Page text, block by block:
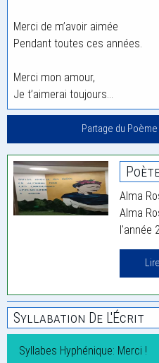
Merci de m’avoir aimée
Pendant toutes ces années.
Merci mon amour,
Je t’aimerai toujours…
Partage du
Alma
Alma
l'année
Syllabation De L'Écrit
Syllabes Hyphénique: Merci !